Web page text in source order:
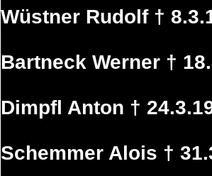
Wüstner Rudolf †
Bartneck Werner †
Dimpfl Anton †
Schemmer Alois †